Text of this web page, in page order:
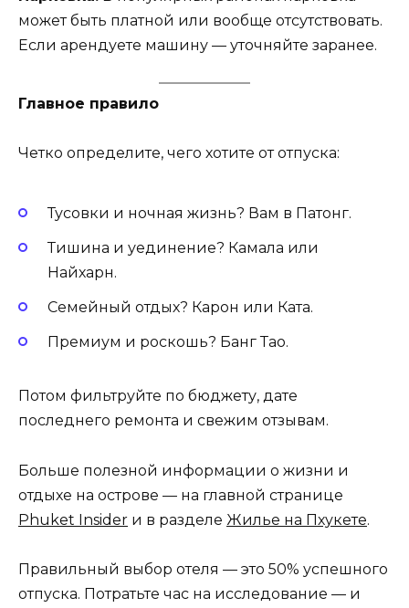
может быть платной или вообще отсутствовать.
Если арендуете машину — уточняйте заранее.
Главное правило
Четко определите, чего хотите от отпуска:
Тусовки и ночная жизнь? Вам в Патонг.
Тишина и уединение? Камала или
Найхарн.
Семейный отдых? Карон или Ката.
Премиум и роскошь? Банг Тао.
Потом фильтруйте по бюджету, дате
последнего ремонта и свежим отзывам.
Больше полезной информации о жизни и
отдыхе на острове — на главной странице
Phuket Insider и в разделе Жилье на Пхукете.
Правильный выбор отеля — это 50% успешного
отпуска. Потратьте час на исследование — и